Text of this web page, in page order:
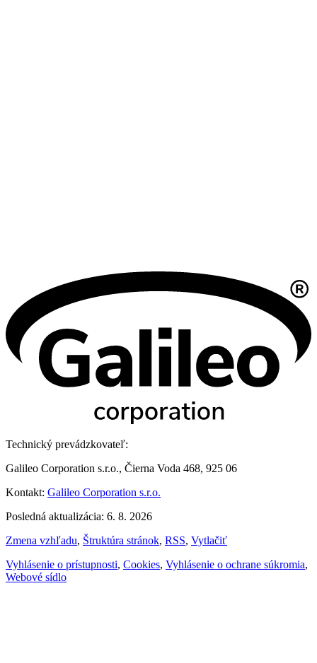
Technický prevádzkovateľ:
Galileo Corporation s.r.o., Čierna Voda 468, 925 06
Kontakt: Galileo Corporation s.r.o.
Posledná aktualizácia: 6. 8. 2026
Zmena vzhľadu, Štruktúra stránok, RSS, Vytlačiť
Vyhlásenie o prístupnosti, Cookies, Vyhlásenie o ochrane súkromia,
Webové sídlo